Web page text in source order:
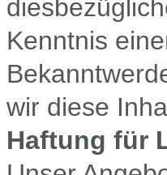
Kenntnis
wir diese
Haftung für